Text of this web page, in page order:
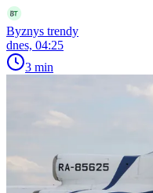
Byznys trendy
dnes, 04:25
3 min